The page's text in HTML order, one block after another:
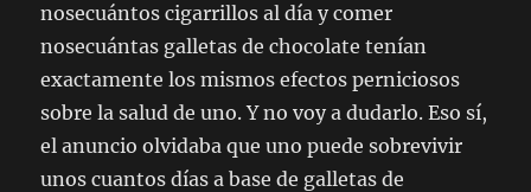
nosecuántos cigarrillos al día y comer
nosecuántas galletas de chocolate tenían
exactamente los mismos efectos perniciosos
sobre la salud de uno. Y no voy a dudarlo. Eso sí,
el anuncio olvidaba que uno puede sobrevivir
unos cuantos días a base de galletas de